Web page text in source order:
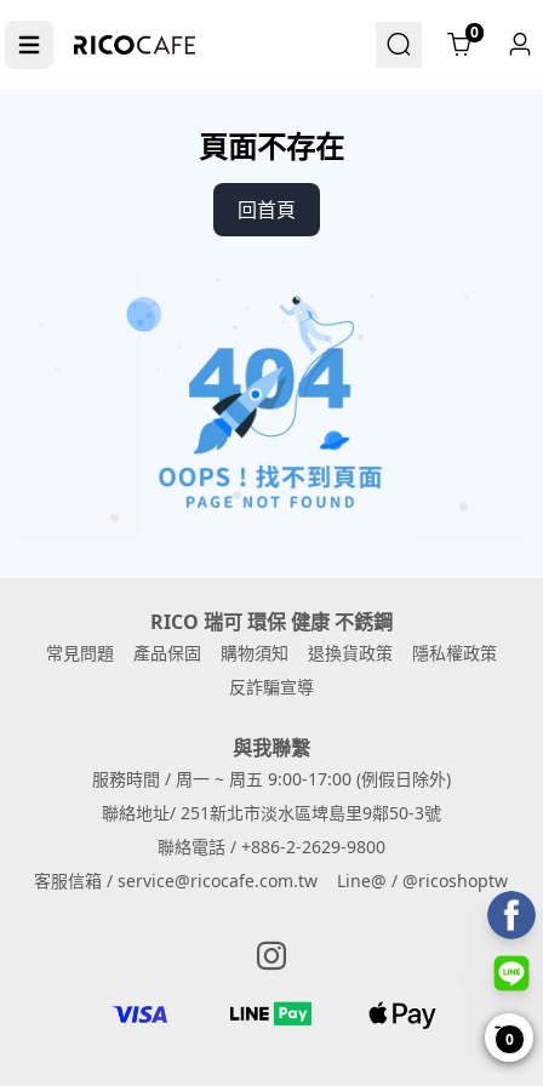
Cart0
頁面不存在
回首頁
RICO 瑞可 環保 健康 不銹鋼
常見問題 產品保固 購物須知 退換貨政策
隱私權政策
反詐騙宣導
與我聯繫
服務時間 / 周一 ~ 周五 9:00-17:00 (例假日除外)
聯絡地址/ 251新北市淡水區埤島里9鄰50-3號
聯絡電話 / +886-2-2629-9800
客服信箱 / service@ricocafe.com.tw
Line@ / @ricoshoptw
Instagram page
0